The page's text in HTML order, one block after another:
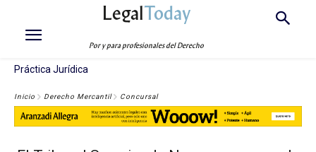
LegalToday
Por y para profesionales del Derecho
Práctica Jurídica
Inicio Derecho Mercantil Concursal